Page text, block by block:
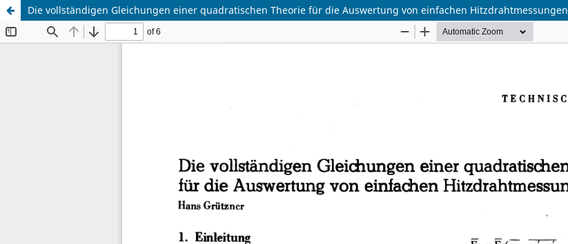
Die vollständigen Gleichungen einer quadratischen Theorie für die Auswertung von einfachen Hitzdrahtmessungen